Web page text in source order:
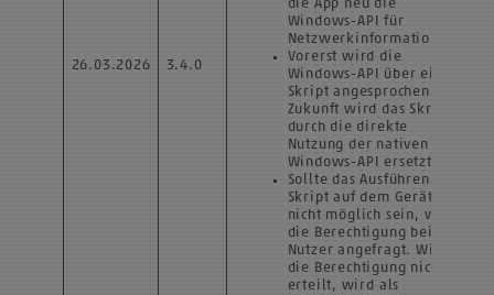
26.03.2026 3.4.0
die App neu die
Windows-API für
Netzwerkinformationen.
Vorerst wird die
Windows-API über ein
Skript angesprochen. In
Zukunft wird das Skript
durch die direkte
Nutzung der nativen
Windows-API ersetzt.
Sollte das Ausführen von
Skript auf dem Gerät
nicht möglich sein, wird
die Berechtigung beim
Nutzer angefragt. Wird
die Berechtigung nicht
erteilt, wird als